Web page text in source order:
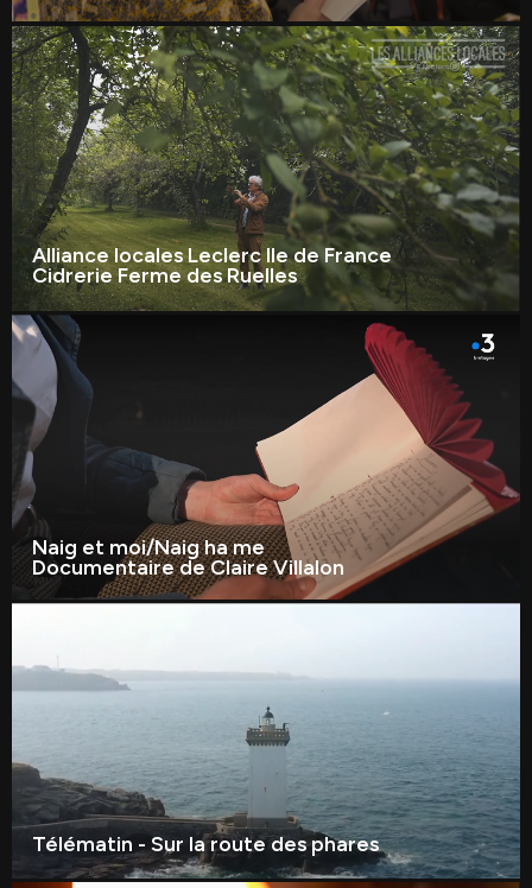
Alliance locales Leclerc Ile de France
Cidrerie Ferme des Ruelles
Naig et moi/Naig ha me
Documentaire de Claire Villalon
Télématin - Sur la route des phares